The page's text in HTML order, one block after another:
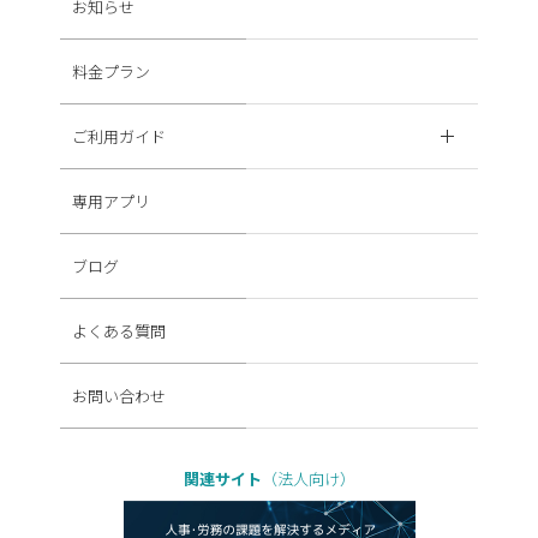
お知らせ
料金プラン
ご利用ガイド
専用アプリ
ブログ
よくある質問
お問い合わせ
関連サイト （法人向け）